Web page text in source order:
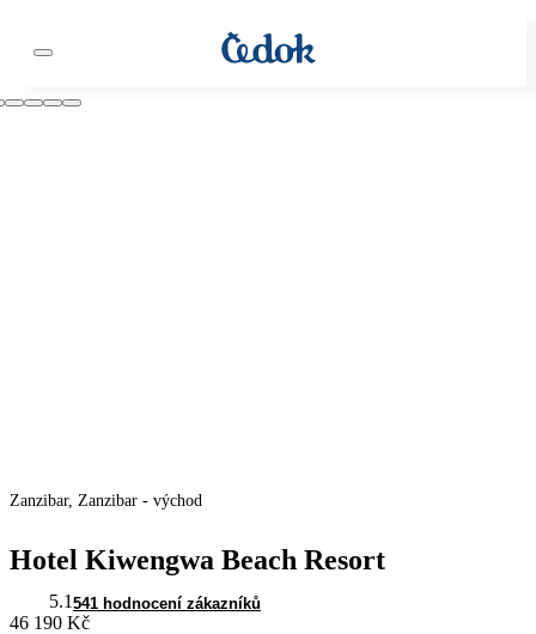
Zanzibar, Zanzibar - východ
Hotel Kiwengwa Beach Resort
5.1 541 hodnocení zákazníků
46 190 Kč